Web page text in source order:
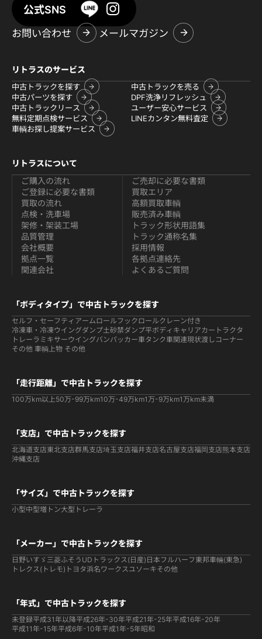
公式SNS
お問い合わせ
メールマガジン
リトラスのサービス
中古トラックを探す
中古トラックを売る
中古パーツを探す
DPF洗浄リフレッシュ
中古トラックリース
ユーザー安心サービス
無料定期点検サービス
LINEカンタン無料査定
車輌お探し提案サービス
リトラスについて
ご購入の流れ
ご登録に必要な書類
買取の流れ
ご売却に必要な書類
買取エリア
高額買取車輌
点検・洗車場
架修・架装工場
品質管理
販売済み車輌
トラック形状用語集
トラック通称名集
会社概要
拠点一覧
関連会社
採用情報
各拠点連絡先
よくあるご質問
「ボディタイプ」で中古トラックを探す
セルフ・セーフティ アームロールフックロールクレーン付き
冷凍車・冷凍ウイングダンプ土砂禁ダンプ平ボディ キャリアカー トラクタ
トレーラ ミキサーウイングバンパッカー車タンク車関連現状渡しコーナー
その他 車輌 上物 その他
「走行距離」で中古トラックを探す
100万km以上50万-99万km10万-49万km1万-9万km1万km未満
「支店」で中古トラックを探す
北海道支店東北支店群馬支店埼玉支店福井支店名古屋支店福岡支店熊本支店
沖縄支店
「サイズ」で中古トラックを探す
小型中型増トン大型 トレーラ
「メーカー」で中古トラックを探す
日野いすゞ 三菱ふそう UDトラックス(日産) 日本フルハーフ 東邦車輛(東急)
トレクス(トレモ) トヨタ浜名ワークス ユソーキその他
「年式」で中古トラックを探す
未登録平成31年以降平成26年-30年平成21年-25年平成16年-20年
平成11年-15年平成6年-10年平成1年-5年昭和